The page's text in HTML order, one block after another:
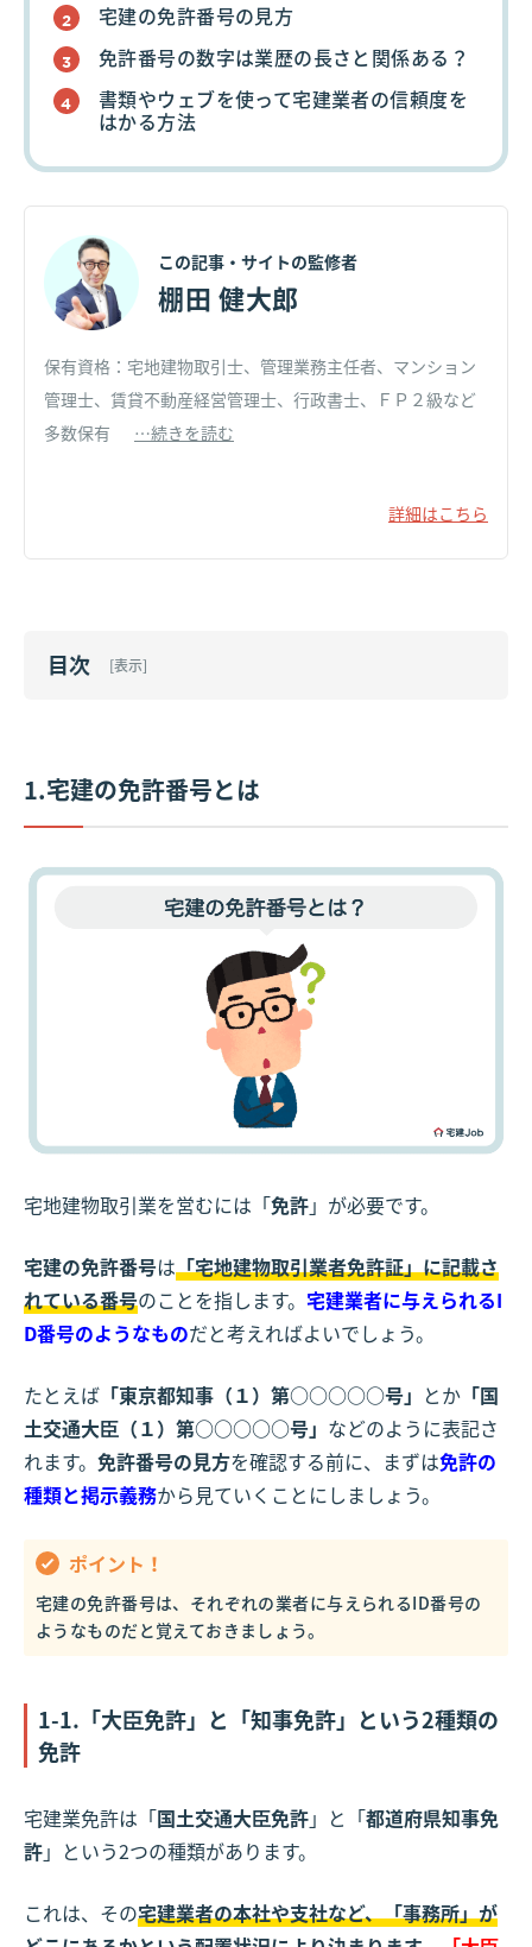
宅建の免許番号の見方
免許番号の数字は業歴の長さと関係ある？
書類やウェブを使って宅建業者の信頼度を
はかる方法
この記事・サイトの監修者
棚田 健大郎
保有資格：宅地建物取引士、管理業務主任者、マンション
管理士、賃貸不動産経営管理士、行政書士、ＦＰ２級など
多数保有
…続きを読む
詳細はこちら
目次 [表示]
1.宅建の免許番号とは
宅地建物取引業を営むには「免許」が必要です。
宅建の免許番号は「宅地建物取引業者免許証」に記載さ
れている番号のことを指します。 宅建業者に与えられるI
D番号のようなものだと考えればよいでしょう。
たとえば 「東京都知事（１）第○○○○○号」 とか 「国
土交通大臣（１）第○○○○○号」 などのように表記さ
れます。 免許番号の見方を確認する前に、まずは免許の
種類と掲示義務から見ていくことにしましょう。
ポイント！
宅建の免許番号は、それぞれの業者に与えられるID番号の
ようなものだと覚えておきましょう。
1-1.「大臣免許」と「知事免許」という2種類の
免許
宅建業免許は「国土交通大臣免許」と「都道府県知事免
許」という2つの種類があります。
これは、その宅建業者の本社や支社など、「事務所」が